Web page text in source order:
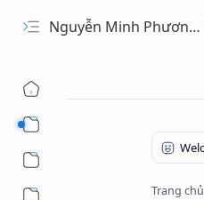
Nguyễn Minh Phương - Blog Chia sẻ Kiến thức Chứng khoán & Tài liệu Toán học
Trang chủ